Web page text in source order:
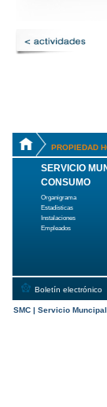
PROPIEDAD
SERVICIO
CONSUMO
Organigrama
Estadísticas
Instalaciones
Empleados
Boletín electrónico
SMC | Servicio